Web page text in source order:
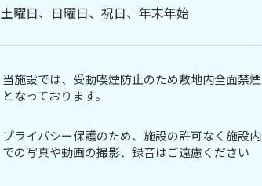
土曜日、日曜日、祝日、年末年始
当施設では、受動喫煙防止のため敷地内全面禁煙
となっております。
プライバシー保護のため、施設の許可なく施設内
での写真や動画の撮影、録音はご遠慮ください